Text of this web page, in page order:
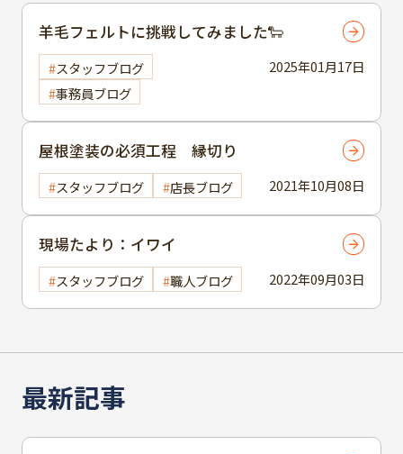
最新記事
2025年01月17日
羊毛フェルトに挑戦してみました🐑
スタッフブログ
事務員ブログ
2021年10月08日
屋根塗装の必須工程 縁切り
スタッフブログ 店長ブログ
2022年09月03日
現場たより：イワイ
スタッフブログ 職人ブログ